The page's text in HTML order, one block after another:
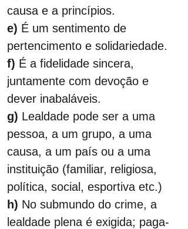
causa e a princípios.
e) É um sentimento de
pertencimento e solidariedade.
f) É a fidelidade sincera,
juntamente com devoção e
dever inabaláveis.
g) Lealdade pode ser a uma
pessoa, a um grupo, a uma
causa, a um país ou a uma
instituição (familiar, religiosa,
política, social, esportiva etc.)
h) No submundo do crime, a
lealdade plena é exigida; paga-